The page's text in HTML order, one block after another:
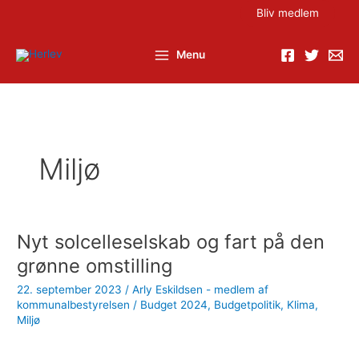
Bliv medlem
Menu
Miljø
Nyt solcelleselskab og fart på den
grønne omstilling
22. september 2023 /Arly Eskildsen - medlem af
kommunalbestyrelsen / Budget 2024, Budgetpolitik, Klima,
Miljø